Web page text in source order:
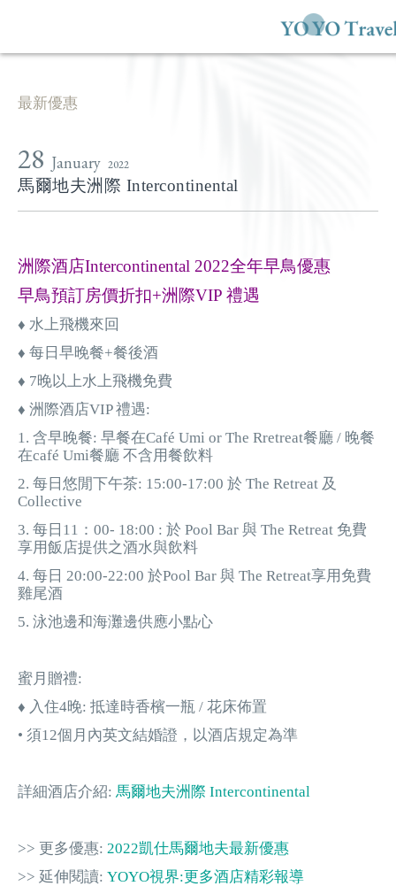
最新優惠
28 January 2022
馬爾地夫洲際 Intercontinental
洲際酒店Intercontinental 2022全年早鳥優惠
早鳥預訂房價折扣+洲際VIP 禮遇
♦ 水上飛機來回
♦ 每日早晚餐+餐後酒
♦ 7晚以上水上飛機免費
♦ 洲際酒店VIP 禮遇:
1. 含早晚餐: 早餐在Café Umi or The Rretreat餐廳 / 晚餐
在café Umi餐廳 不含用餐飲料
2. 每日悠閒下午茶: 15:00-17:00 於 The Retreat 及
Collective
3. 每日11：00- 18:00 : 於 Pool Bar 與 The Retreat 免費
享用飯店提供之酒水與飲料
4. 每日 20:00-22:00 於Pool Bar 與 The Retreat享用免費
雞尾酒
5. 泳池邊和海灘邊供應小點心
蜜月贈禮:
♦ 入住4晚: 抵達時香檳一瓶 / 花床佈置
• 須12個月內英文結婚證，以酒店規定為準
詳細酒店介紹: 馬爾地夫洲際 Intercontinental
>> 更多優惠: 2022凱仕馬爾地夫最新優惠
>> 延伸閱讀: YOYO視界:更多酒店精彩報導